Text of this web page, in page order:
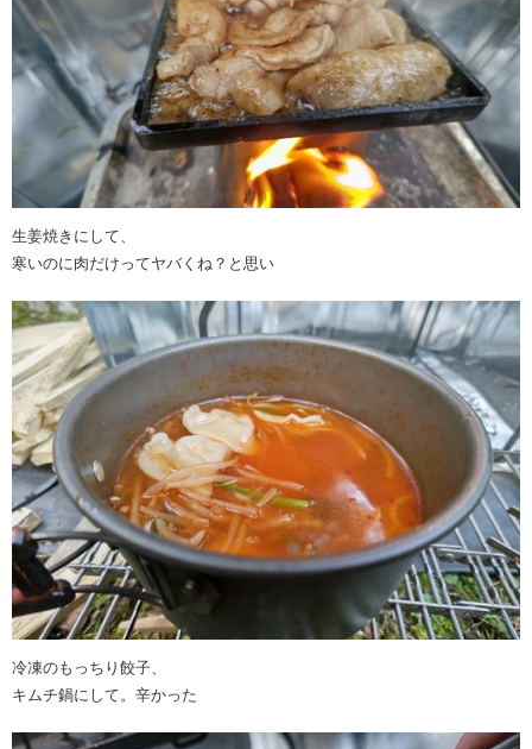
生姜焼きにして、
寒いのに肉だけってヤバくね？と思い
冷凍のもっちり餃子、
キムチ鍋にして。辛かった